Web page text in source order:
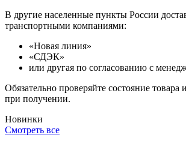
В другие населенные пункты России
транспортными компаниями:
«Новая линия»
«СДЭК»
или другая по согласованию с
Обязательно проверяйте состояние товара
при получении.
Новинки
Смотреть все